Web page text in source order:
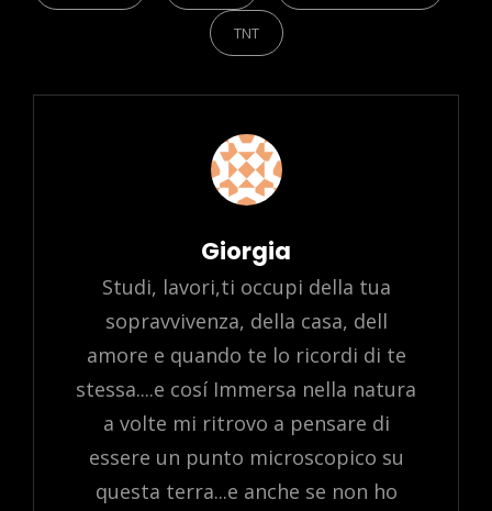
TNT
Author:
Giorgia
Studi, lavori,ti occupi della tua
sopravvivenza, della casa, dell
amore e quando te lo ricordi di te
stessa....e cosí Immersa nella natura
a volte mi ritrovo a pensare di
essere un punto microscopico su
questa terra...e anche se non ho